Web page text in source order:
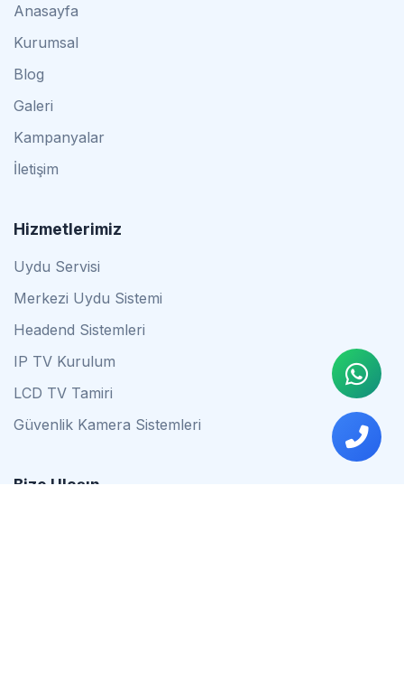
Anasayfa
Kurumsal
Blog
Galeri
Kampanyalar
İletişim
Hizmetlerimiz
Uydu Servisi
Merkezi Uydu Sistemi
Headend Sistemleri
IP TV Kurulum
LCD TV Tamiri
Güvenlik Kamera Sistemleri
Bize Ulaşın